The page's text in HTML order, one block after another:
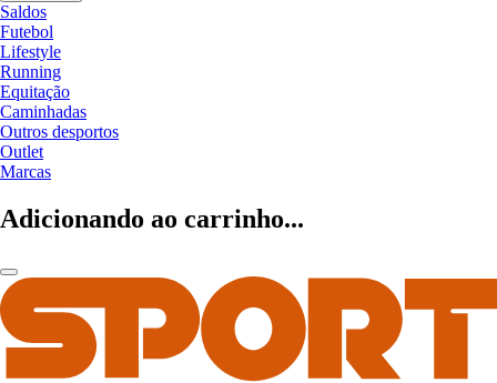
Saldos
Futebol
Lifestyle
Running
Equitação
Caminhadas
Outros desportos
Outlet
Marcas
Adicionando ao carrinho...